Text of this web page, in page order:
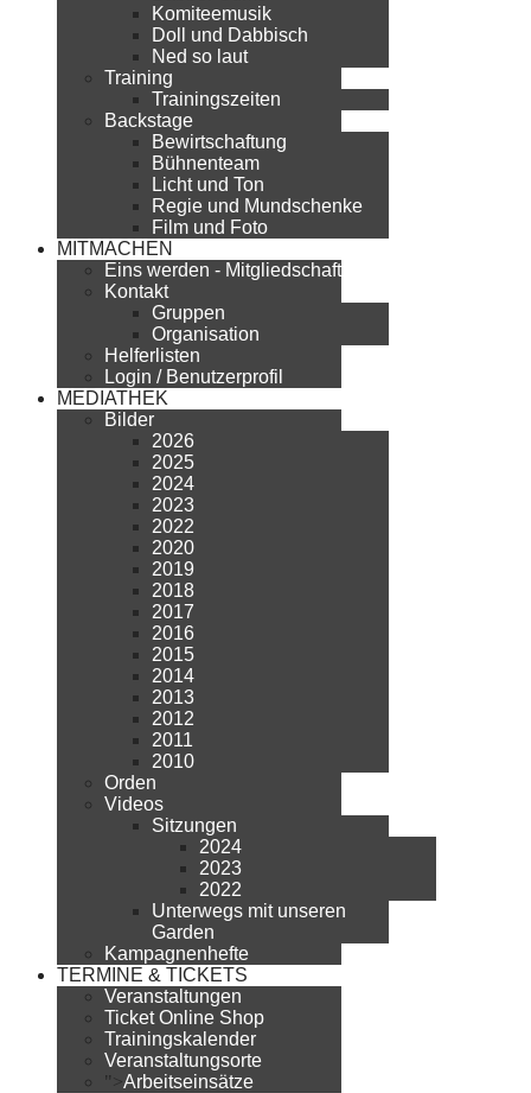
Komiteemusik
Doll und Dabbisch
Ned so laut
Training
Trainingszeiten
Backstage
Bewirtschaftung
Bühnenteam
Licht und Ton
Regie und Mundschenke
Film und Foto
MITMACHEN
Eins werden - Mitgliedschaft
Kontakt
Gruppen
Organisation
Helferlisten
Login / Benutzerprofil
MEDIATHEK
Bilder
2026
2025
2024
2023
2022
2020
2019
2018
2017
2016
2015
2014
2013
2012
2011
2010
Orden
Videos
Sitzungen
2024
2023
2022
Unterwegs mit unseren
Garden
Kampagnenhefte
TERMINE & TICKETS
Veranstaltungen
Ticket Online Shop
Trainingskalender
Veranstaltungsorte
">Arbeitseinsätze